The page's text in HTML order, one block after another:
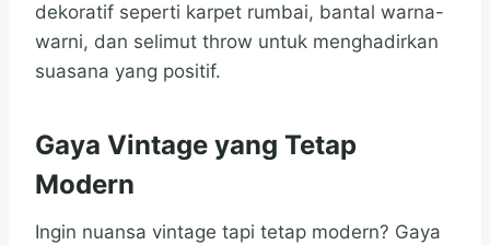
dekoratif seperti karpet rumbai, bantal warna-
warni, dan selimut throw untuk menghadirkan
suasana yang positif.
Gaya Vintage yang Tetap
Modern
Ingin nuansa vintage tapi tetap modern? Gaya